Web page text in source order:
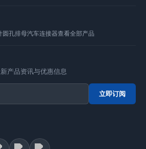
圆孔排母汽车连接器查看全部产品
产品资讯与优惠信息
立即订阅